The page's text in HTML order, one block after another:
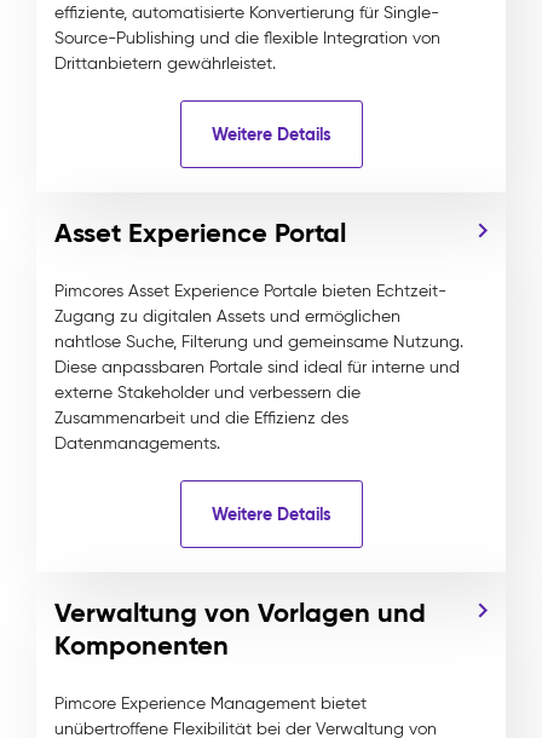
effiziente, automatisierte Konvertierung für Single-
Source-Publishing und die flexible Integration von
Drittanbietern gewährleistet.
Weitere Details
Asset Experience Portal
Pimcores Asset Experience Portale bieten Echtzeit-
Zugang zu digitalen Assets und ermöglichen
nahtlose Suche, Filterung und gemeinsame Nutzung.
Diese anpassbaren Portale sind ideal für interne und
externe Stakeholder und verbessern die
Zusammenarbeit und die Effizienz des
Datenmanagements.
Weitere Details
Verwaltung von Vorlagen und
Komponenten
Pimcore Experience Management bietet
unübertroffene Flexibilität bei der Verwaltung von